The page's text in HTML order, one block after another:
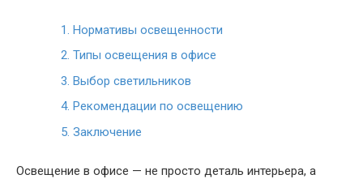
1. Нормативы освещенности
2. Типы освещения в офисе
3. Выбор светильников
4. Рекомендации по освещению
5. Заключение
Освещение в офисе — не просто деталь интерьера, а